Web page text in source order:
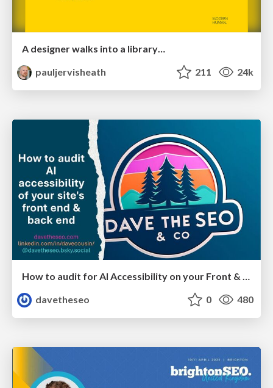
A designer walks into a library…
pauljervisheath
211 24k
How to audit for AI Accessibility on your Front & Back End
davetheseo
0 480